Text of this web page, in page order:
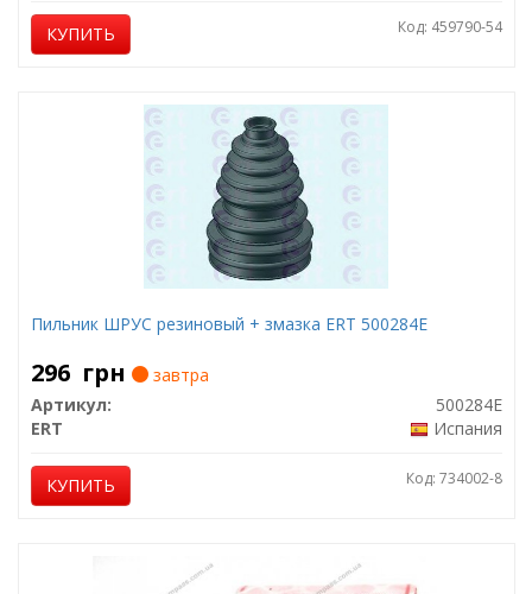
КУПИТЬ Код: 459790-54
Пильник ШРУС резиновый + змазка ERT 500284E
296 грн
завтра
Артикул:
500284E
ERT
Испания
КУПИТЬ Код: 734002-8